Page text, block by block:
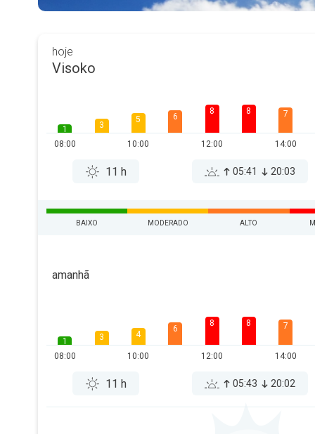
hoje
Visoko
1
08:00
3
5
10:00
6
8
12:00
8 7
14:00
11 h 05:41 20:03
BAIXO MODERADO ALTO
amanhã
1
08:00
3 4
10:00
6
8
12:00
8 7
14:00
11 h 05:43 20:02